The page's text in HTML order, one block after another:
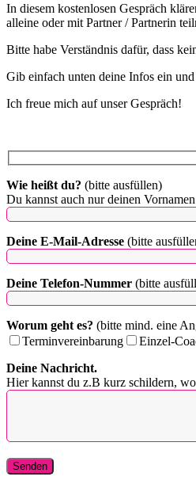
In diesem kostenlosen Gespräch
alleine oder mit Partner / Partnerin
Bitte habe Verständnis dafür, dass
Gib einfach unten deine Infos ein
Ich freue mich auf unser Gespräch!
Wie heißt du? (bitte ausfüllen)
Du kannst auch nur deinen
Bitte lasse dieses Feld leer.
Deine E-Mail-Adresse (bitte
Deine Telefon-Nummer (bitte
Worum geht es? (bitte mind. eine
Terminvereinbarung
Einzel-
Deine Nachricht.
Hier kannst du z.B kurz schildern,